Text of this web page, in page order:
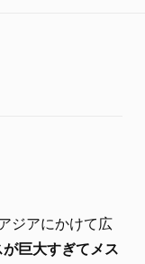
ジアにかけて広
巨大すぎてメス